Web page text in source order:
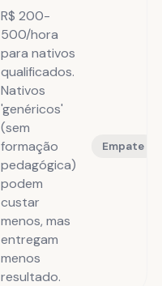
R$ 200-
500/hora
para nativos
qualificados.
Nativos
'genéricos'
(sem
formação
pedagógica)
podem
custar
menos, mas
entregam
menos
resultado.
Empate